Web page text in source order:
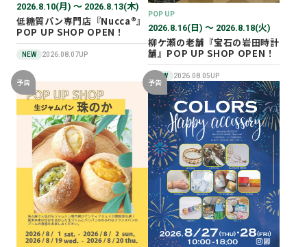
2026.8.10(月) 〜 2026.8.13(木)
低糖質パン専門店『Nucca®』
POP UP SHOP OPEN！
NEW 2026.08.07UP
POP UP
2026.8.16(日) 〜 2026.8.18(火)
柳ケ瀬の老舗『宝石の岩田時計
舗』POP UP SHOP OPEN！
NEW 2026.08.05UP
予告 予告